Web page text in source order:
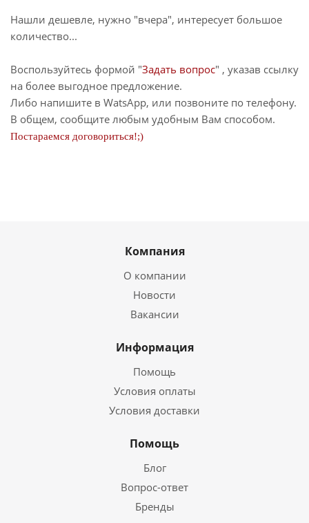
Нашли дешевле, нужно "вчера", интересует большое
количество...
Воспользуйтесь формой "Задать вопрос" , указав ссылку
на более выгодное предложение.
Либо напишите в WatsApp, или позвоните по телефону.
В общем, сообщите любым удобным Вам способом.
Постараемся договориться!;)
Компания
О компании
Новости
Вакансии
Информация
Помощь
Условия оплаты
Условия доставки
Помощь
Блог
Вопрос-ответ
Бренды